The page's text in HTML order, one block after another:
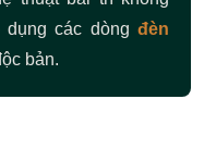
các dòng đèn
bản.